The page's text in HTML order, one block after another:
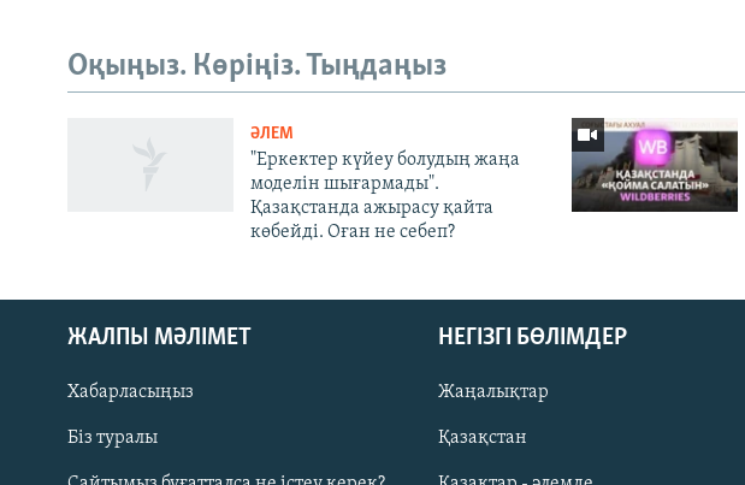
Русский
Оқыңыз. Көріңіз. Тыңдаңыз
ӘЛЕМ
"Еркектер күйеу болудың жаңа
моделін шығармады".
Қазақстанда ажырасу қайта
көбейді. Оған не себеп?
ЖАЛПЫ МӘЛІМЕТ
Хабарласыңыз
Біз туралы
НЕГІЗГІ БӨЛІМДЕР
Жаңалықтар
Қазақстан